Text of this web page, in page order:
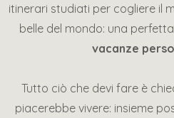
itinerari studiati per cogliere il
belle del mondo: una perfetta
vacanze
Tutto ciò che devi fare è
piacerebbe vivere: insieme